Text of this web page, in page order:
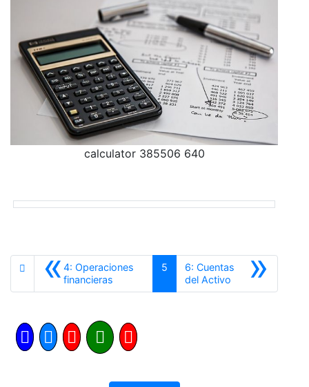
calculator 385506 640
«4: Operaciones
financieras
5 »
6: Cuentas
del Activo Siguiente